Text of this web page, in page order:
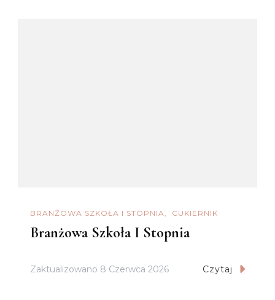
BRANŻOWA SZKOŁA I STOPNIA CUKIERNIK
Branżowa Szkoła I Stopnia
Zaktualizowano 8 Czerwca 2026 Czytaj